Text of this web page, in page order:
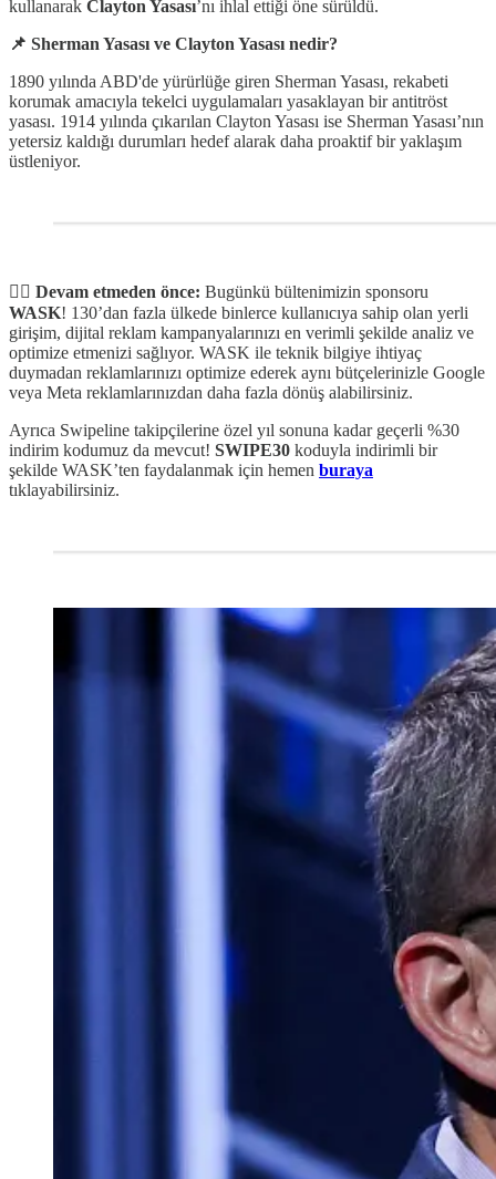
kullanarak Clayton Yasası’nı ihlal ettiği öne sürüldü.
📌 Sherman Yasası ve Clayton Yasası nedir?
1890 yılında ABD'de yürürlüğe giren Sherman Yasası, rekabeti
korumak amacıyla tekelci uygulamaları yasaklayan bir antitröst
yasası. 1914 yılında çıkarılan Clayton Yasası ise Sherman Yasası’nın
yetersiz kaldığı durumları hedef alarak daha proaktif bir yaklaşım
üstleniyor.
✋🏻 Devam etmeden önce: Bugünkü bültenimizin sponsoru
WASK! 130’dan fazla ülkede binlerce kullanıcıya sahip olan yerli
girişim, dijital reklam kampanyalarınızı en verimli şekilde analiz ve
optimize etmenizi sağlıyor. WASK ile teknik bilgiye ihtiyaç
duymadan reklamlarınızı optimize ederek aynı bütçelerinizle Google
veya Meta reklamlarınızdan daha fazla dönüş alabilirsiniz.
Ayrıca Swipeline takipçilerine özel yıl sonuna kadar geçerli %30
indirim kodumuz da mevcut! SWIPE30 koduyla indirimli bir
şekilde WASK’ten faydalanmak için hemen buraya
tıklayabilirsiniz.